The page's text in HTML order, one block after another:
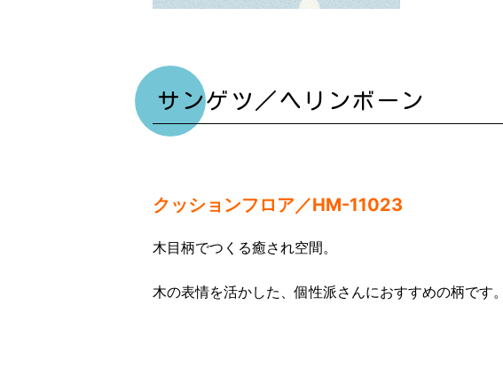
サンゲツ／ヘリンボーン
クッションフロア／HM-11023
木目柄でつくる癒され空間。
木の表情を活かした、個性派さんにおすすめの柄です。